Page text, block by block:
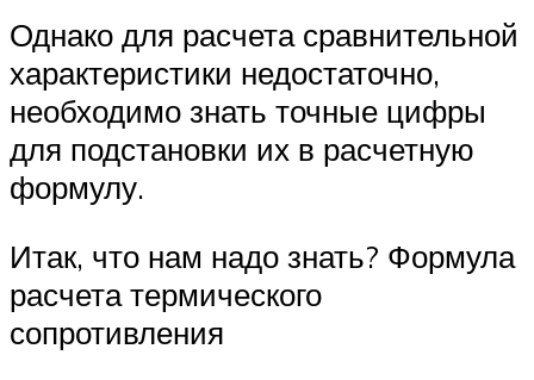
Однако для расчета сравнительной
характеристики недостаточно,
необходимо знать точные цифры
для подстановки их в расчетную
формулу.
Итак, что нам надо знать? Формула
расчета термического
сопротивления